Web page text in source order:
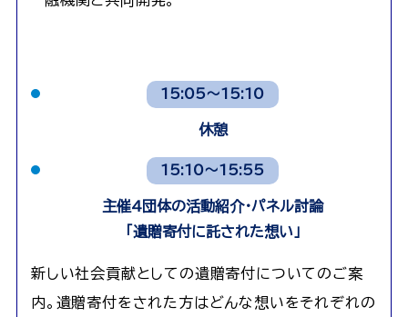
15:05～15:10
休憩
15:10～15:55
主催4団体の活動紹介・パネル討論
「遺贈寄付に託された想い」
新しい社会貢献としての遺贈寄付についてのご案
内。遺贈寄付をされた方はどんな想いをそれぞれの